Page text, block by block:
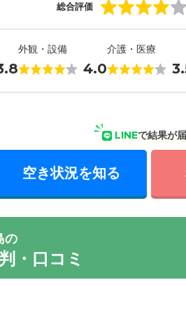
総合評価
外観・設備
4.0
介護・医療
LINEで結果が
空き状況を知る
の
・口コミ